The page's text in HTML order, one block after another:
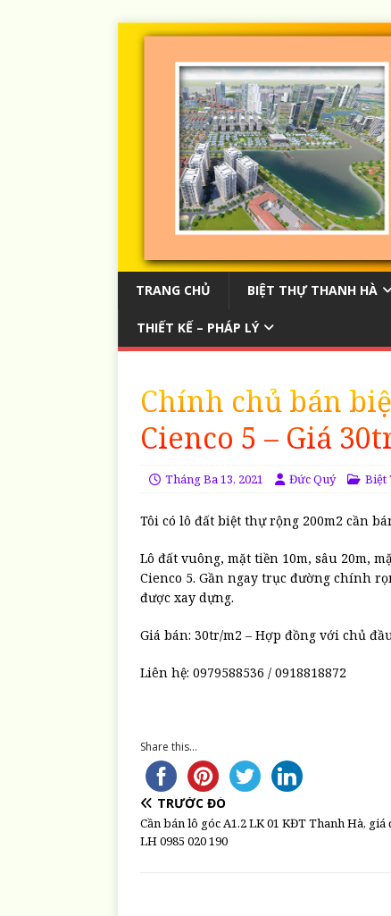
TRANG CHỦ BIỆT THỰ THANH HÀ
THIẾT KẾ – PHÁP LÝ
Chính chủ bán
Cienco 5 – Giá
Tháng Ba 13, 2021 Đức Quý Biệt
Tôi có lô đất biệt thự rộng 200m2 cần
Lô đất vuông, mặt tiền 10m, sâu 20m,
Cienco 5. Gần ngay trục đường chính
được xay dựng.
Giá bán: 30tr/m2 – Hợp đồng với chủ
Liên hệ: 0979588536 / 0918818872
Share this...
TRƯỚC ĐÓ
Cần bán lô góc A1.2 LK 01 KĐT Thanh Hà, giá
LH 0985 020 190